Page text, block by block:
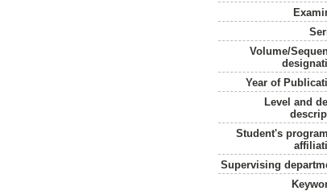
Volume/
Year of
Level and
Student's
Supervising